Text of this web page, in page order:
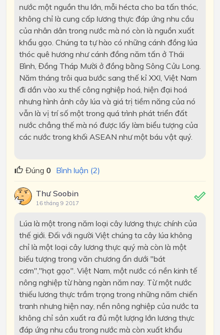
nước một nguồn thu lớn, mỗi hécta cho ba tấn thóc,
không chỉ là cung cấp lương thực đáp ứng nhu cầu
của nhân dân trong nước mà nó còn là nguồn xuất
khẩu gạo. Chúng ta tự hào có những cánh đồng lúa
thóc quê hương như cánh đồng năm tấn ở Thái
Bình, Đồng Tháp Mười ở đồng bằng Sông Cửu Long.
Năm tháng trôi qua bước sang thế kỉ XXI, Việt Nam
đi dần vào xu thế công nghiệp hoá, hiện đại hoá
nhưng hình ảnh cây lúa và giá trị tiềm năng của nó
vẫn là vị trí số một trong quá trình phát triển đất
nước chẳng thế mà nó được lấy làm biểu tượng của
các nước trong khối ASEAN như một báu vật quý.
Đúng 0 Bình luận (2)
Thư Soobin
16 tháng 9 2017
Lúa là một trong năm loại cây lương thực chính của
thế giới. Đối với người Việt chúng ta cây lúa không
chỉ là một loại cây lương thực quý mà còn là một
biếu tượng trong văn chương ẩn dưới "bát
cơm","hạt gạo". Việt Nam, một nước có nền kinh tế
nông nghiệp từ hàng ngàn năm nay. Từ một nước
thiếu lương thực trầm trọng trong những năm chiến
tranh nhưng hiện nay, nền nông nghiệp của nước ta
không chỉ sản xuất ra đủ một lượng lớn lương thực
đáp ứng nhu cầu trong nước mà còn xuất khẩu